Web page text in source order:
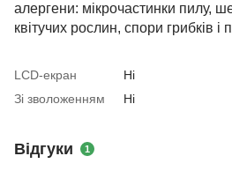
алергени: мікрочастинки пилу,
квітучих рослин, спори грибків і
LCD-екран
Ні
Зі зволоженням
Ні
Відгуки 1